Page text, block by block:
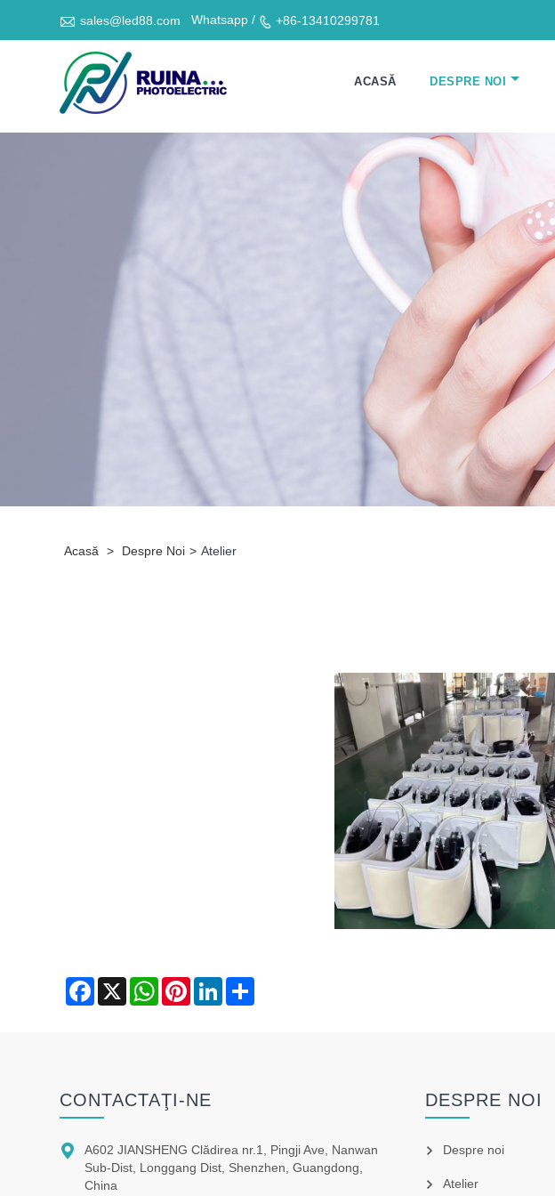
 sales@led88.com Whatsapp /  +86-13410299781
ACASĂ DESPRE NOI
Acasă > Despre Noi > Atelier
Facebook
X WhatsAppPinterestLinkedIn
CONTACTAŢI-NE

A602 JIANSHENG Clădirea nr.1, Pingji Ave, Nanwan
Sub-Dist, Longgang Dist, Shenzhen, Guangdong,
China
DESPRE NOI
Despre noi
Atelier